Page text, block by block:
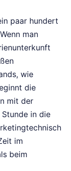
paar hundert
man
wie
die
mit der
in die
im
beim